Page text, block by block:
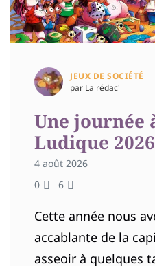
JEUX DE SOCIÉTÉ
par La rédac'
Une journée
Ludique 2026
4 août 2026
0
6
Cette année nous
accablante de la
asseoir à quelques